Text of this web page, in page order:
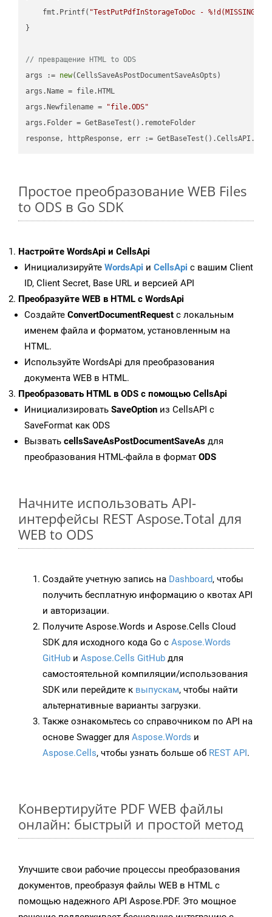
    fmt.Printf(
"TestPutPdfInStorageToDoc - %!d(MISSING)\n"
}
// превращение HTML to ODS
args := new(CellsSaveAsPostDocumentSaveAsOpts)
args.Name = file.HTML
args.Newfilename =
"file.ODS"
args.Folder = GetBaseTest().remoteFolder
Простое преобразование WEB Files
to ODS в Go SDK
Настройте WordsApi и CellsApi
Инициализируйте WordsApi и CellsApi с вашим Client
ID, Client Secret, Base URL и версией API
Преобразуйте WEB в HTML с WordsApi
Создайте ConvertDocumentRequest с локальным
именем файла и форматом, установленным на
HTML.
Используйте WordsApi для преобразования
документа WEB в HTML.
Преобразовать HTML в ODS с помощью CellsApi
Инициализировать SaveOption из CellsAPI с
SaveFormat как ODS
Вызвать cellsSaveAsPostDocumentSaveAs для
преобразования HTML-файла в формат ODS
Начните использовать API-
интерфейсы REST Aspose.Total для
WEB to ODS
Создайте учетную запись на Dashboard, чтобы
получить бесплатную информацию о квотах API
и авторизации.
Получите Aspose.Words и Aspose.Cells Cloud
SDK для исходного кода Go с Aspose.Words
GitHub и Aspose.Cells GitHub для
самостоятельной компиляции/использования
SDK или перейдите к выпускам, чтобы найти
альтернативные варианты загрузки.
Также ознакомьтесь со справочником по API на
основе Swagger для Aspose.Words и
Aspose.Cells, чтобы узнать больше об REST API.
Конвертируйте PDF WEB файлы
онлайн: быстрый и простой метод
Улучшите свои рабочие процессы преобразования
документов, преобразуя файлы WEB в HTML с
помощью надежного API Aspose.PDF. Это мощное